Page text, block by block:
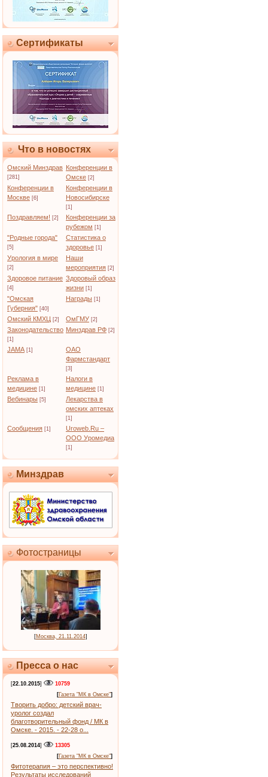
Сертификаты
Что в новостях
Омский Минздрав
[281]
Конференции в
Омске [2]
Конференции в
Москве [6]
Конференции в
Новосибирске
[1]
Поздравляем! [2]
Конференции за
рубежом [1]
"Родные города"
[5]
Статистика о
здоровье [1]
Урология в мире
[2]
Наши
мероприятия [2]
Здоровое питание
[4]
Здоровый образ
жизни [1]
"Омская
Губерния" [40]
Награды [1]
Омский КМХЦ [2] ОмГМУ [2]
Законодательство
[1]
Минздрав РФ [2]
JAMA [1]
ОАО
Фармстандарт
[3]
Реклама в
медицине [1]
Налоги в
медицине [1]
Вебинары [5]
Лекарства в
омских аптеках
[1]
Сообщения [1]
Uroweb.Ru –
ООО Уромедиа
[1]
Минздрав
Фотостраницы
[Москва, 21.11.2014]
Пресса о нас
[22.10.2015]
10759
[Газета "МК в Омске"]
Творить добро: детский врач-
уролог создал
благотворительный фонд / МК в
Омске. - 2015. - 22-28 о...
[25.08.2014]
13305
[Газета "МК в Омске"]
Фитотерапия – это перспективно!
Результаты исследований